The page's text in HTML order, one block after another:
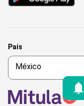
País